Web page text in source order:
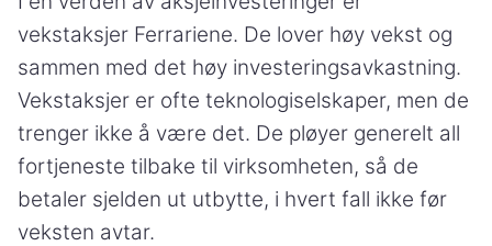
vekstaksjer Ferrariene. De lover høy vekst og
sammen med det høy investeringsavkastning.
Vekstaksjer er ofte teknologiselskaper, men de
trenger ikke å være det. De pløyer generelt all
fortjeneste tilbake til virksomheten, så de
betaler sjelden ut utbytte, i hvert fall ikke før
veksten avtar.